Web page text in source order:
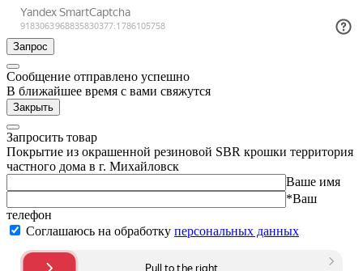
Запрос
Сообщение отправлено успешно
В ближайшее время с вами свяжутся
Закрыть
Запросить товар
Покрытие из окрашенной резиновой SBR крошки территория
частного дома в г. Михайловск
Ваше имя
*Ваш
телефон
Соглашаюсь на обработку персональных данных